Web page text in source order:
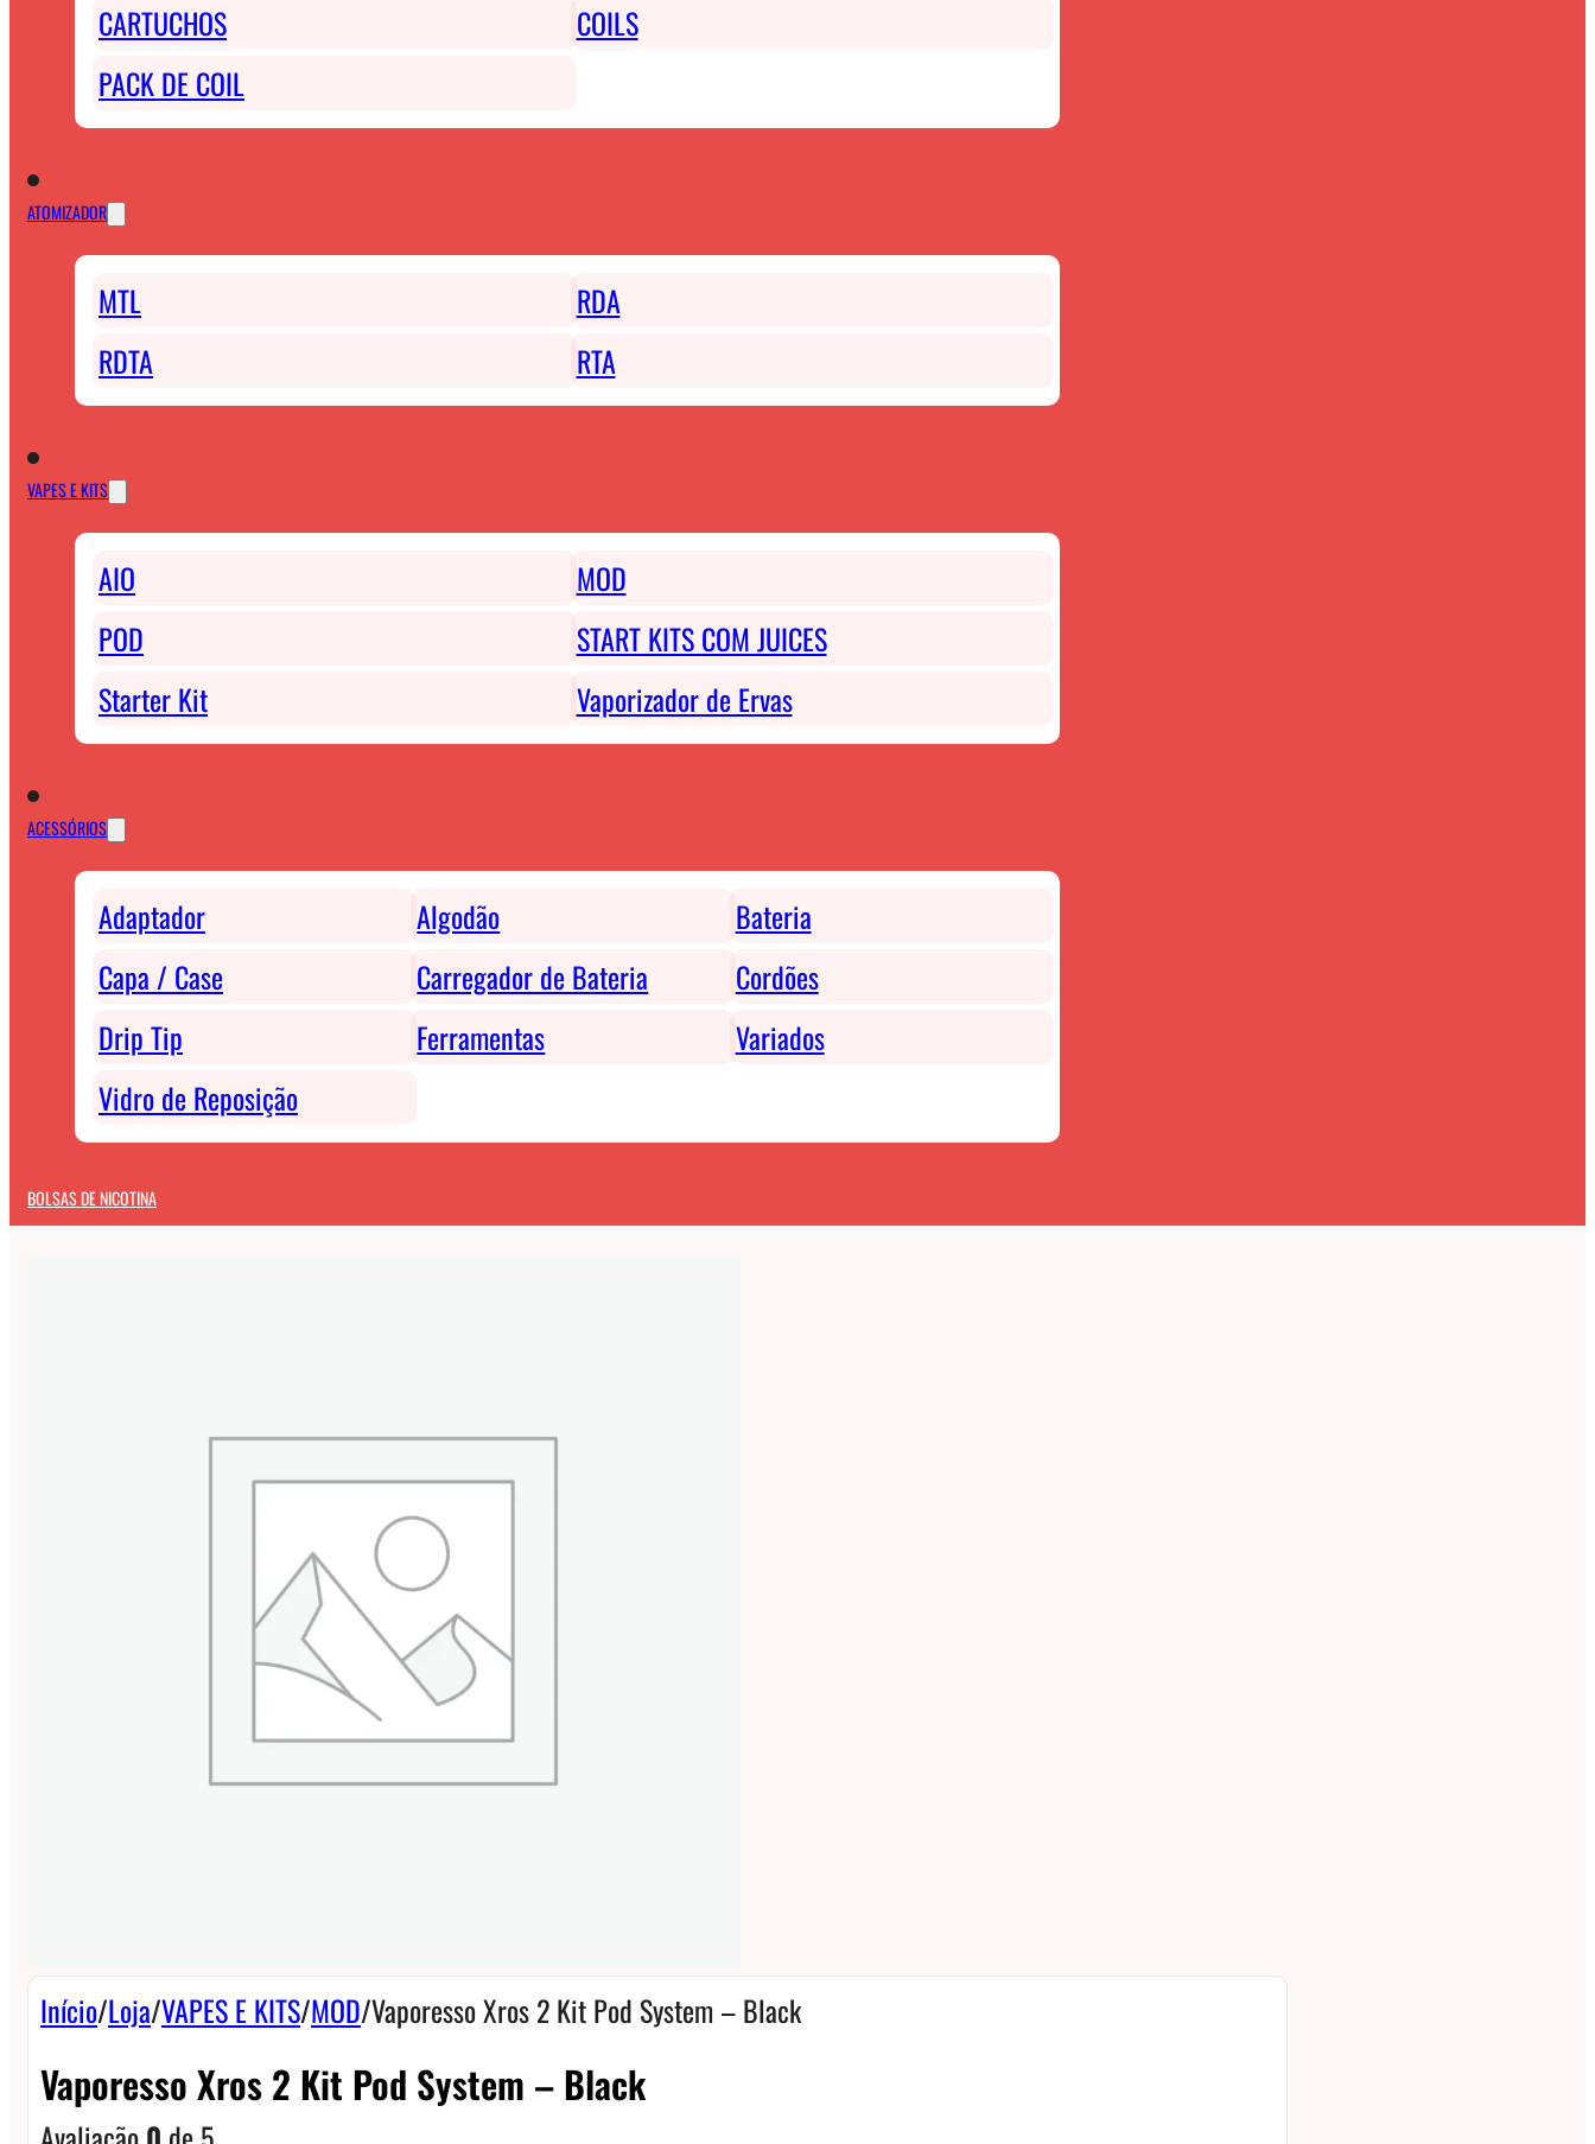
CARTUCHOS
COILS
PACK DE COIL
ATOMIZADOR
MTL
RDA
RDTA
RTA
VAPES E KITS
AIO
MOD
POD
START KITS COM JUICES
Starter Kit
Vaporizador de Ervas
ACESSÓRIOS
Adaptador Algodão
Bateria
Capa / Case
Carregador de Bateria
Cordões
Drip Tip
Ferramentas
Variados
Vidro de Reposição
BOLSAS DE NICOTINA
Início/Loja/VAPES E KITS/MOD/Vaporesso Xros 2 Kit Pod System – Black
Vaporesso Xros 2 Kit Pod System – Black